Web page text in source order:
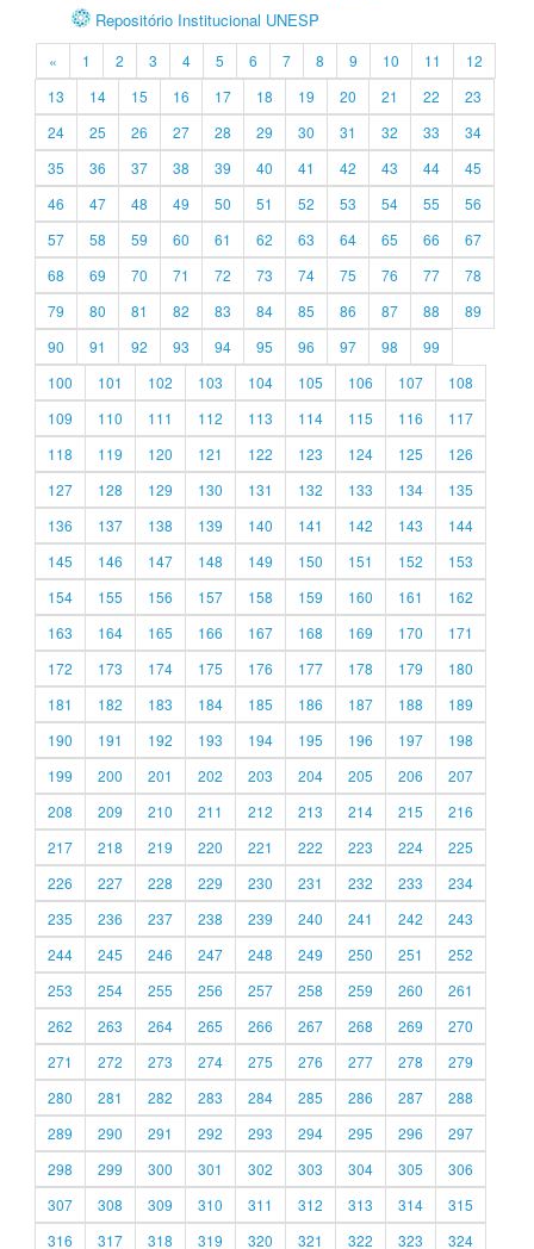
Repositório Institucional UNESP
« 1 2 3 4 5 6 7 8 9 10 11
12
13
14 15 16 17 18 19 20 21 22
23
24
25 26 27 28 29 30 31 32 33
34
35
36 37 38 39 40 41 42 43 44
45
46
47 48 49 50 51 52 53 54 55
56
57
58 59 60 61 62 63 64 65 66
67
68
69 70 71 72 73 74 75 76 77
78
79
80 81 82 83 84 85 86 87 88
89
90
91 92 93 94 95 96 97 98
99
100
101 102 103 104 105 106 107
108
109
110 111 112 113 114 115 116
117
118
119 120 121 122 123 124 125
126
127
128 129 130 131 132 133 134
135
136
137 138 139 140 141 142 143
144
145
146 147 148 149 150 151 152
153
154
155 156 157 158 159 160 161
162
163
164 165 166 167 168 169 170
171
172
173 174 175 176 177 178 179
180
181
182 183 184 185 186 187 188
189
190
191 192 193 194 195 196 197
198
199
200 201 202 203 204 205 206
207
208
209 210 211 212 213 214 215
216
217
218 219 220 221 222 223 224
225
226
227 228 229 230 231 232 233
234
235
236 237 238 239 240 241 242
243
244
245 246 247 248 249 250 251
252
253
254 255 256 257 258 259 260
261
262
263 264 265 266 267 268 269
270
271
272 273 274 275 276 277 278
279
280
281 282 283 284 285 286 287
288
289
290 291 292 293 294 295 296
297
298
299 300 301 302 303 304 305
306
307
308 309 310 311 312 313 314
315
316
317 318 319 320 321 322 323 324